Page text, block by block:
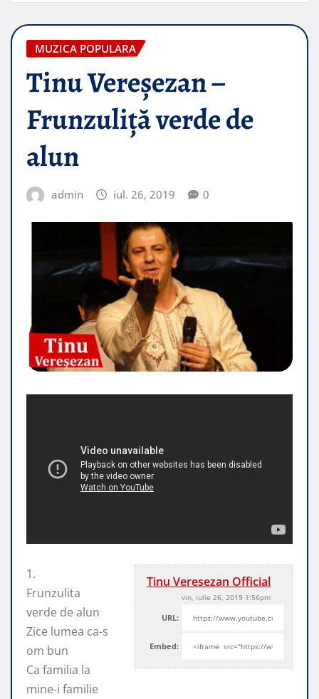
MUZICA POPULARA
Tinu Vereşezan –
Frunzuliță verde de
alun
admin iul. 26, 2019 0
Tinu Veresezan Official
vin, iulie 26, 2019 1:56pm
URL:
Embed:
1.
Frunzulita
verde de alun
Zice lumea ca-s
om bun
Ca familia la
mine-i familie